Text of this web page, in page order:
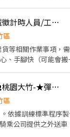
班時段 ▪ 早班：
址: 桃1📍桃園市大園區
桃6📍桃園市大園
大園區建國路 桃
❤️𝑳𝒊𝒏𝒆
專員 加入後請留下
費
安排生活與工作~ 早
班｜13:00－20:00
NT$260 夜班
📍桃園市龜山區頂湖二街
下 ⌜姓名✚電話⌟ 謝
[暑假短期］食品廠誠徵計時人員/工讀生
區
等相關作業事項，
早班人員-🐔肯德基🐔桃園大竹-★彈性周排班★-$196-$201"-另享外送獎金
區
之外送車 。可於各班別中任選